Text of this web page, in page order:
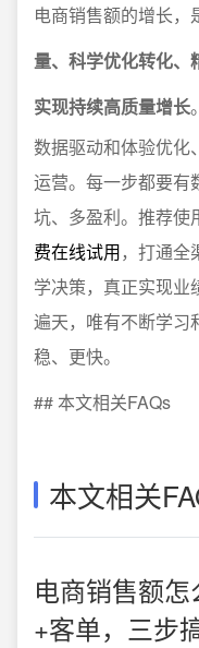
电商销售额的增长，
量、科学优化转化、
实现持续高质量增长
数据驱动和体验优化
运营。每一步都要有
坑、多盈利。推荐使
费在线试用，打通全
学决策，真正实现业
遍天，唯有不断学习
稳、更快。
## 本文相关FAQs
本文相关
电商销售额
+客单，三步